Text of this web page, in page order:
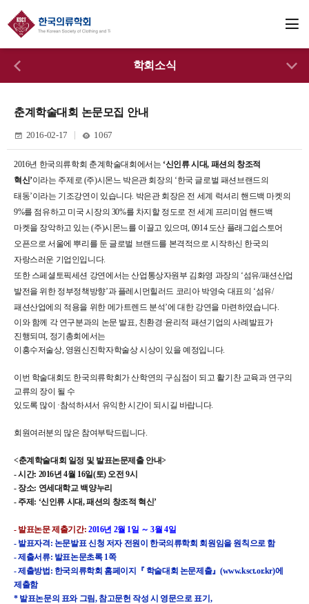
학회소식
춘계학술대회 논문모집 안내
2016-02-17 1067
2016년 한국의류학회 춘계학술대회에서는 ‘신인류 시대, 패션의 창조적
혁신’이라는 주제로 (주)시몬느 박은관 회장의 ‘한국 글로벌 패션브랜드의
태동’이라는 기조강연이 있습니다. 박은관 회장은 전 세계 럭셔리 핸드백 마켓의
9%를 점유하고 미국 시장의 30%를 차지할 정도로 전 세계 프리미엄 핸드백
마켓을 장악하고 있는 (주)시몬느를 이끌고 있으며, 0914 도산 플래그쉽스토어
오픈으로 서울에 뿌리를 둔 글로벌 브랜드를 본격적으로 시작하신 한국의
자랑스러운 기업인입니다.
또한 스페셜토픽세션 강연에서는 산업통상자원부 김화영 과장의 ‘섬유/패션산업
발전을 위한 정부정책방향’과 플레시먼힐러드 코리아 박영숙 대표의 ‘섬유/
패션산업에의 적용을 위한 메가트렌드 분석’에 대한 강연을 마련하였습니다.
이와 함께 각 연구분과의 논문 발표, 친환경·윤리적 패션기업의 사례발표가
진행되며, 정기총회에서는
이흥수저술상, 영원신진학자학술상 시상이 있을 예정입니다.
이번 학술대회도 한국의류학회가 산학연의 구심점이 되고 활기찬 교육과 연구의
교류의 장이 될 수
있도록 많이 ·참석하셔서 유익한 시간이 되시길 바랍니다.
회원여러분의 많은 참여부탁드립니다.
<춘계학술대회 일정 및 발표논문제출 안내>
- 시간: 2016년 4월 16일(토) 오전 9시
- 장소: 연세대학교 백양누리
- 주제: ‘신인류 시대, 패션의 창조적 혁신’
- 발표논문 제출기간: 2016년 2월 1일 ～ 3월 4일
- 발표자격: 논문발표 신청 저자 전원이 한국의류학회 회원임을 원칙으로 함
- 제출서류: 발표논문초록 1쪽
- 제출방법: 한국의류학회 홈페이지『 학술대회 논문제출』(www.ksct.or.kr)에
제출함
* 발표논문의 표와 그림, 참고문헌 작성 시 영문으로 표기,